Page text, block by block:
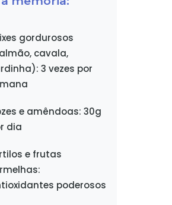
gordurosos
cavala,
3 vezes por
e amêndoas: 30g
dia
e frutas
poderosos